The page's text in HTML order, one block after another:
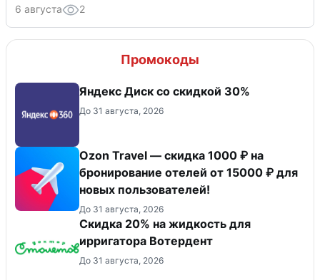
6 августа 2
Промокоды
Яндекс Диск со скидкой 30%
До 31 августа, 2026
Ozon Travel — скидка 1000 ₽ на
бронирование отелей от 15000 ₽ для
новых пользователей!
До 31 августа, 2026
Скидка 20% на жидкость для
ирригатора Вотердент
До 31 августа, 2026